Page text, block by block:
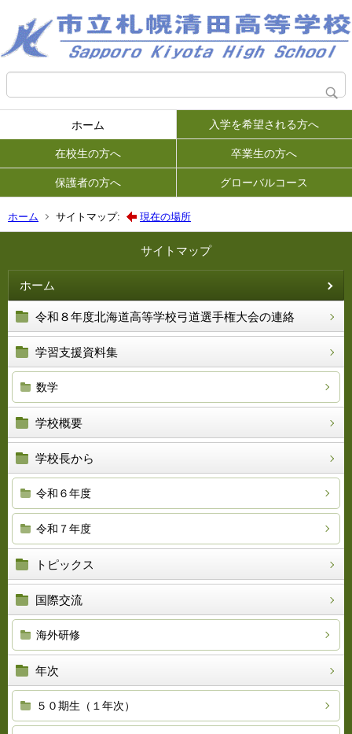
ホーム 入学を希望される方へ
在校生の方へ 卒業生の方へ
保護者の方へ グローバルコース
ホーム サイトマップ: 現在の場所
サイトマップ
ホーム
令和８年度北海道高等学校弓道選手権大会の連絡
学習支援資料集
数学
学校概要
学校長から
令和６年度
令和７年度
トピックス
国際交流
海外研修
年次
５０期生（１年次）